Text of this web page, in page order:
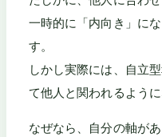
一時的に「内向き」に
す。
しかし実際には、自立
て他人と関われるよう
なぜなら、自分の軸があ